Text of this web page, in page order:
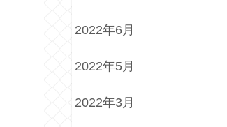
2022年6月
2022年5月
2022年3月